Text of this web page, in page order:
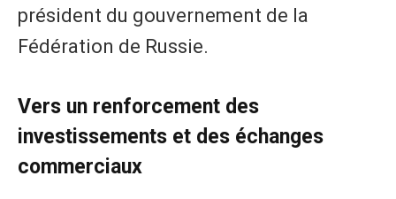
président du gouvernement de la
Fédération de Russie.
​Vers un renforcement des
investissements et des échanges
commerciaux